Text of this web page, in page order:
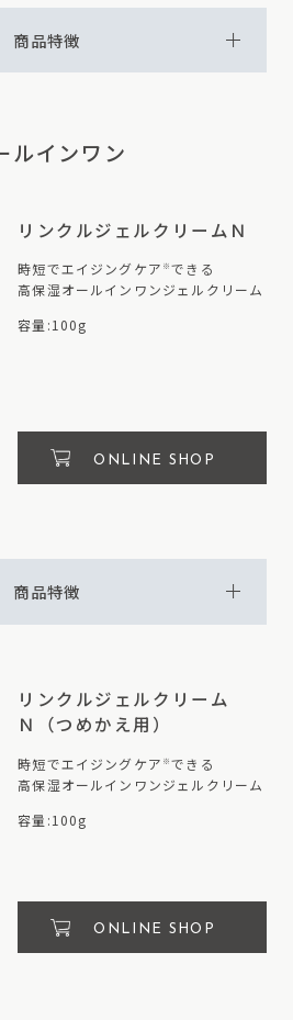
商品特徴
ルインワン
リンクルジェルクリームＮ
時短でエイジングケア ※できる
高保湿オールインワンジェルクリーム
容量:100g
ONLINE SHOP
商品特徴
リンクルジェルクリーム
Ｎ（つめかえ用）
時短でエイジングケア ※できる
高保湿オールインワンジェルクリーム
容量:100g
ONLINE SHOP